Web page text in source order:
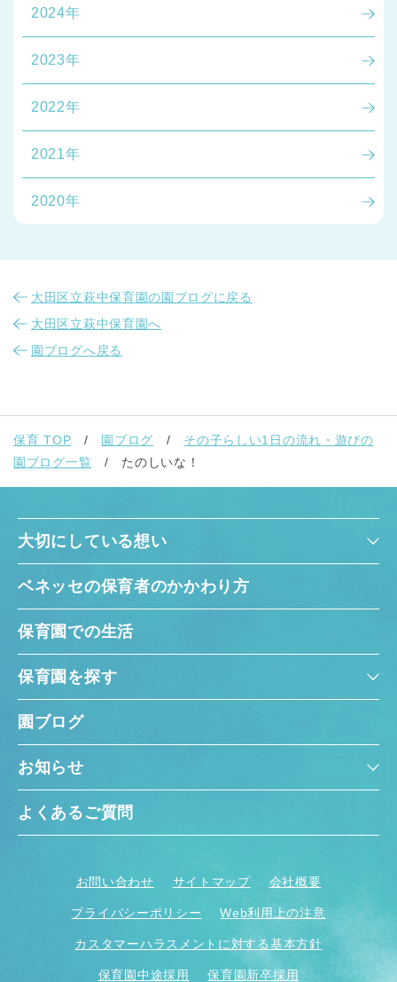
2024年
2023年
2022年
2021年
2020年
大田区立萩中保育園の園ブログに戻る
大田区立萩中保育園へ
園ブログへ戻る
保育 TOP 園ブログ
その子らしい1日の流れ・遊びの
園ブログ一覧
たのしいな！
大切にしている想い
ベネッセの保育者のかかわり方
保育園での生活
保育園を探す
園ブログ
お知らせ
よくあるご質問
お問い合わせ サイトマップ 会社概要
プライバシーポリシー Web利用上の注意
カスタマーハラスメントに対する基本方針
保育園中途採用 保育園新卒採用